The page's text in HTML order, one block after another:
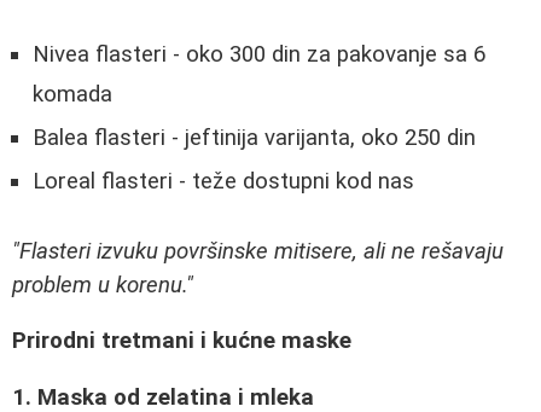
Nivea flasteri - oko 300 din za pakovanje sa 6
komada
Balea flasteri - jeftinija varijanta, oko 250 din
Loreal flasteri - teže dostupni kod nas
"Flasteri izvuku površinske mitisere, ali ne rešavaju
problem u korenu."
Prirodni tretmani i kućne maske
1. Maska od zelatina i mleka